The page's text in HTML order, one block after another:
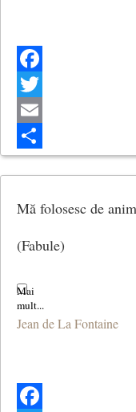
Facebook
Twitter
Email
Share
Mă folosesc de
(Fabule)
Jean de La Fontaine